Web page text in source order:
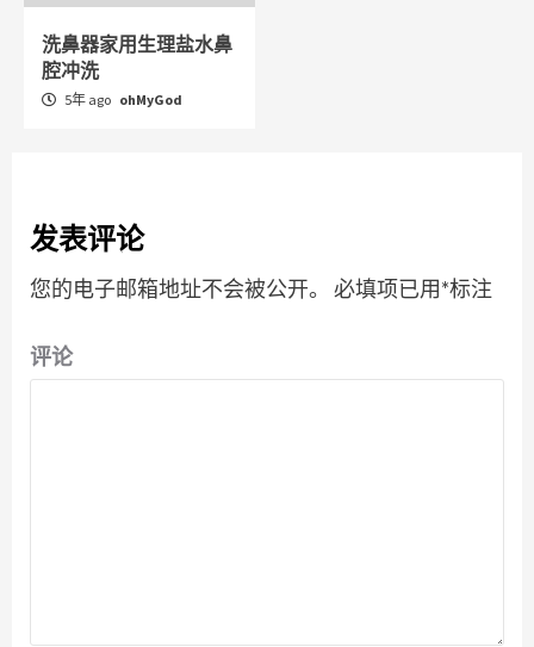
洗鼻器家用生理盐水鼻
腔冲洗
5年 ago ohMyGod
发表评论
您的电子邮箱地址不会被公开。 必填项已用*标注
评论